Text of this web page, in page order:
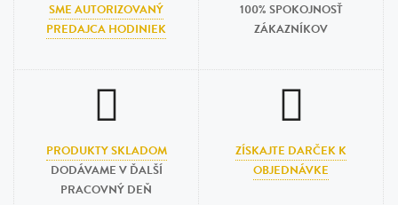
SME AUTORIZOVANÝ
PREDAJCA HODINIEK
100% SPOKOJNOSŤ
ZÁKAZNÍKOV
PRODUKTY SKLADOM
DODÁVAME V ĎALŠÍ
PRACOVNÝ DEŇ
ZÍSKAJTE DARČEK K
OBJEDNÁVKE